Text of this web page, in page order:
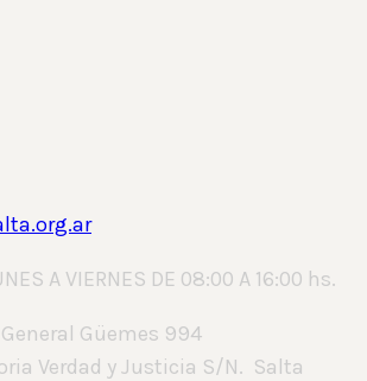
A VIERNES DE 08:00 A 16:00 hs.
General Güemes 994
Verdad y Justicia S/N. Salta